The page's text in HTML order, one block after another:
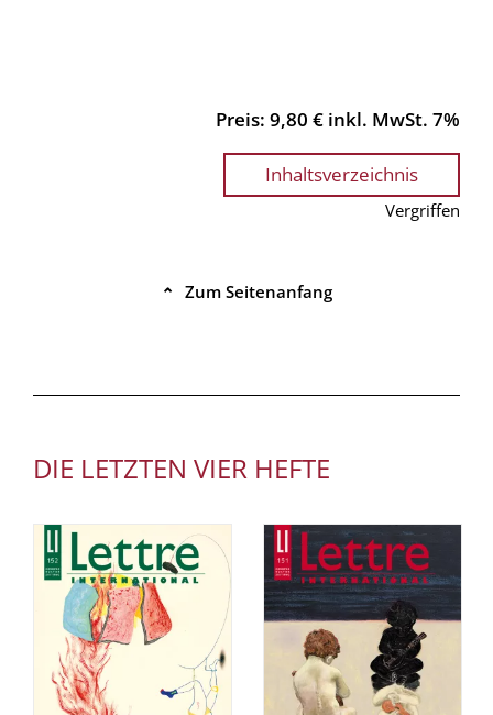
Preis: 9,80 € inkl. MwSt. 7%
Inhaltsverzeichnis
Vergriffen
⌃ Zum Seitenanfang
DIE LETZTEN VIER HEFTE